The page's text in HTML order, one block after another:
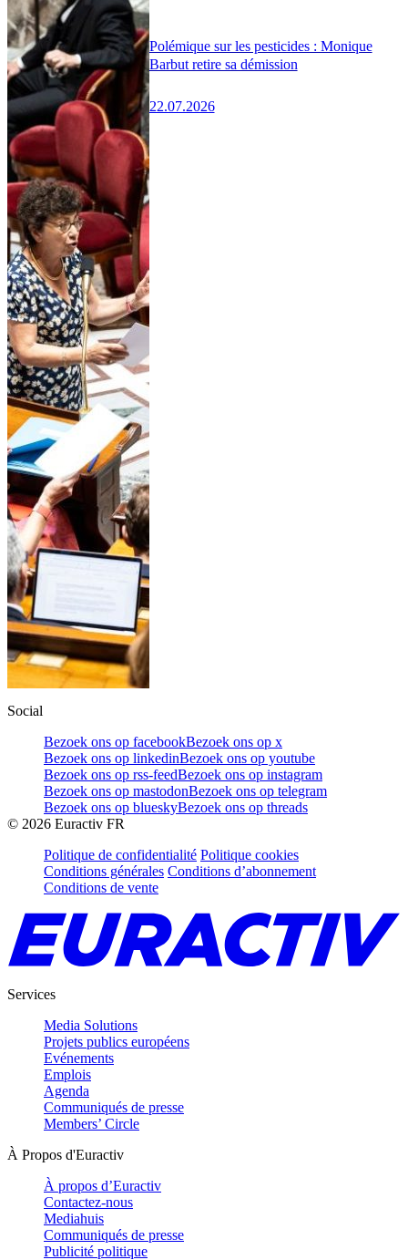
Polémique sur les pesticides : Monique
Barbut retire sa démission
22.07.2026
Social
Bezoek ons op facebookBezoek ons op x
Bezoek ons op linkedinBezoek ons op youtube
Bezoek ons op rss-feedBezoek ons op instagram
Bezoek ons op mastodonBezoek ons op telegram
Bezoek ons op blueskyBezoek ons op threads
© 2026 Euractiv FR
Politique de confidentialité Politique cookies
Conditions générales Conditions d’abonnement
Conditions de vente
Services
Media Solutions
Projets publics européens
Evénements
Emplois
Agenda
Communiqués de presse
Members’ Circle
À Propos d'Euractiv
À propos d’Euractiv
Contactez-nous
Mediahuis
Communiqués de presse
Publicité politique